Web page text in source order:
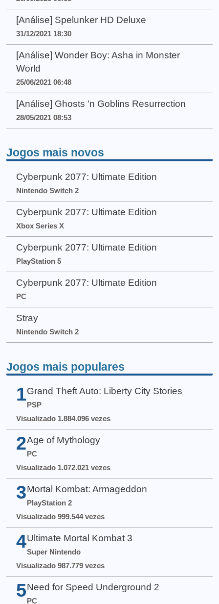
[Análise] Spelunker HD Deluxe
31/12/2021 18:30
[Análise] Wonder Boy: Asha in Monster
World
25/06/2021 06:48
[Análise] Ghosts 'n Goblins Resurrection
28/05/2021 08:53
Jogos mais novos
Cyberpunk 2077: Ultimate Edition
Nintendo Switch 2
Cyberpunk 2077: Ultimate Edition
Xbox Series X
Cyberpunk 2077: Ultimate Edition
PlayStation 5
Cyberpunk 2077: Ultimate Edition
PC
Stray
Nintendo Switch 2
Jogos mais populares
1 Grand Theft Auto: Liberty City Stories
PSP
Visualizado 1.884.096 vezes
2 Age of Mythology
PC
Visualizado 1.072.021 vezes
3 Mortal Kombat: Armageddon
PlayStation 2
Visualizado 999.544 vezes
4 Ultimate Mortal Kombat 3
Super Nintendo
Visualizado 987.779 vezes
5 Need for Speed Underground 2
PC